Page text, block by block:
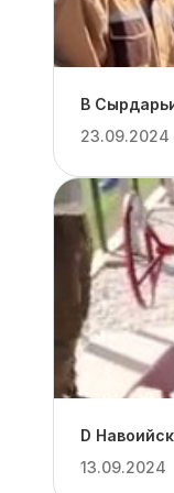
В
23.09.2024
D
13.09.2024